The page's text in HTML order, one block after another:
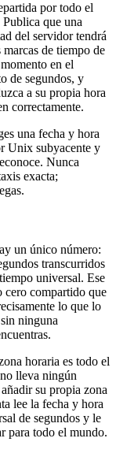
por todo el
Publica que una
del servidor tendrá
de tiempo de
en el
de segundos, y
a su propia hora
correctamente.
una fecha y hora
Unix subyacente y
Nunca
exacta;
un único número:
transcurridos
universal. Ese
cero compartido que
lo que lo
ninguna
horaria es todo el
lleva ningún
su propia zona
lee la fecha y hora
de segundos y le
para todo el mundo.